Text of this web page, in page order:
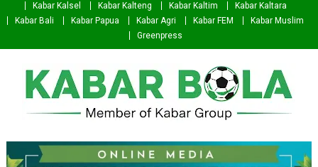
Kabar Kalsel
Kabar Kalteng Kabar Kaltim
Kabar Kaltara
Kabar Bali
Kabar Papua Kabar Agri Kabar FEM
Kabar Muslim
Greenpress
Kabar Bola